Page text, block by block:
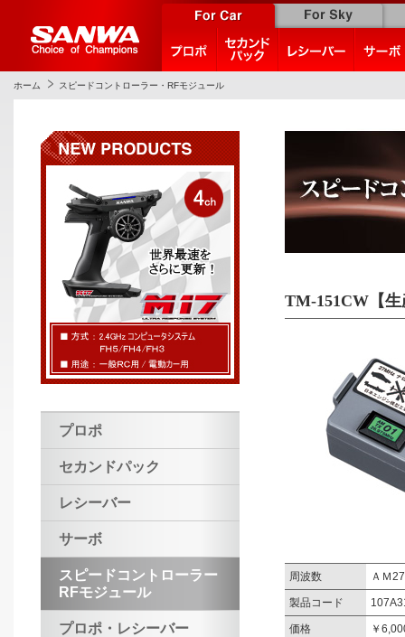
ホーム スピードコントローラー・RFモジュール
プロポ
セカンドパック
レシーバー
サーボ
スピードコントローラー
RFモジュール
プロポ・レシーバー
TM-151CW【
周波数 ＡＭ
製品コード
価格 ￥